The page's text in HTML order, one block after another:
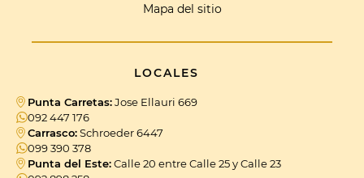
Mapa del sitio
LOCALES
Punta Carretas:Jose Ellauri 669
092 447 176
Carrasco:Schroeder 6447
099 390 378
Punta del Este:Calle 20 entre Calle 25 y Calle 23